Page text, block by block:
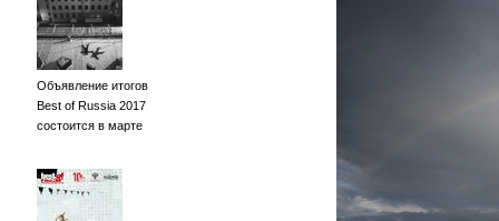
Объявление итогов
Best of Russia 2017
состоится в марте